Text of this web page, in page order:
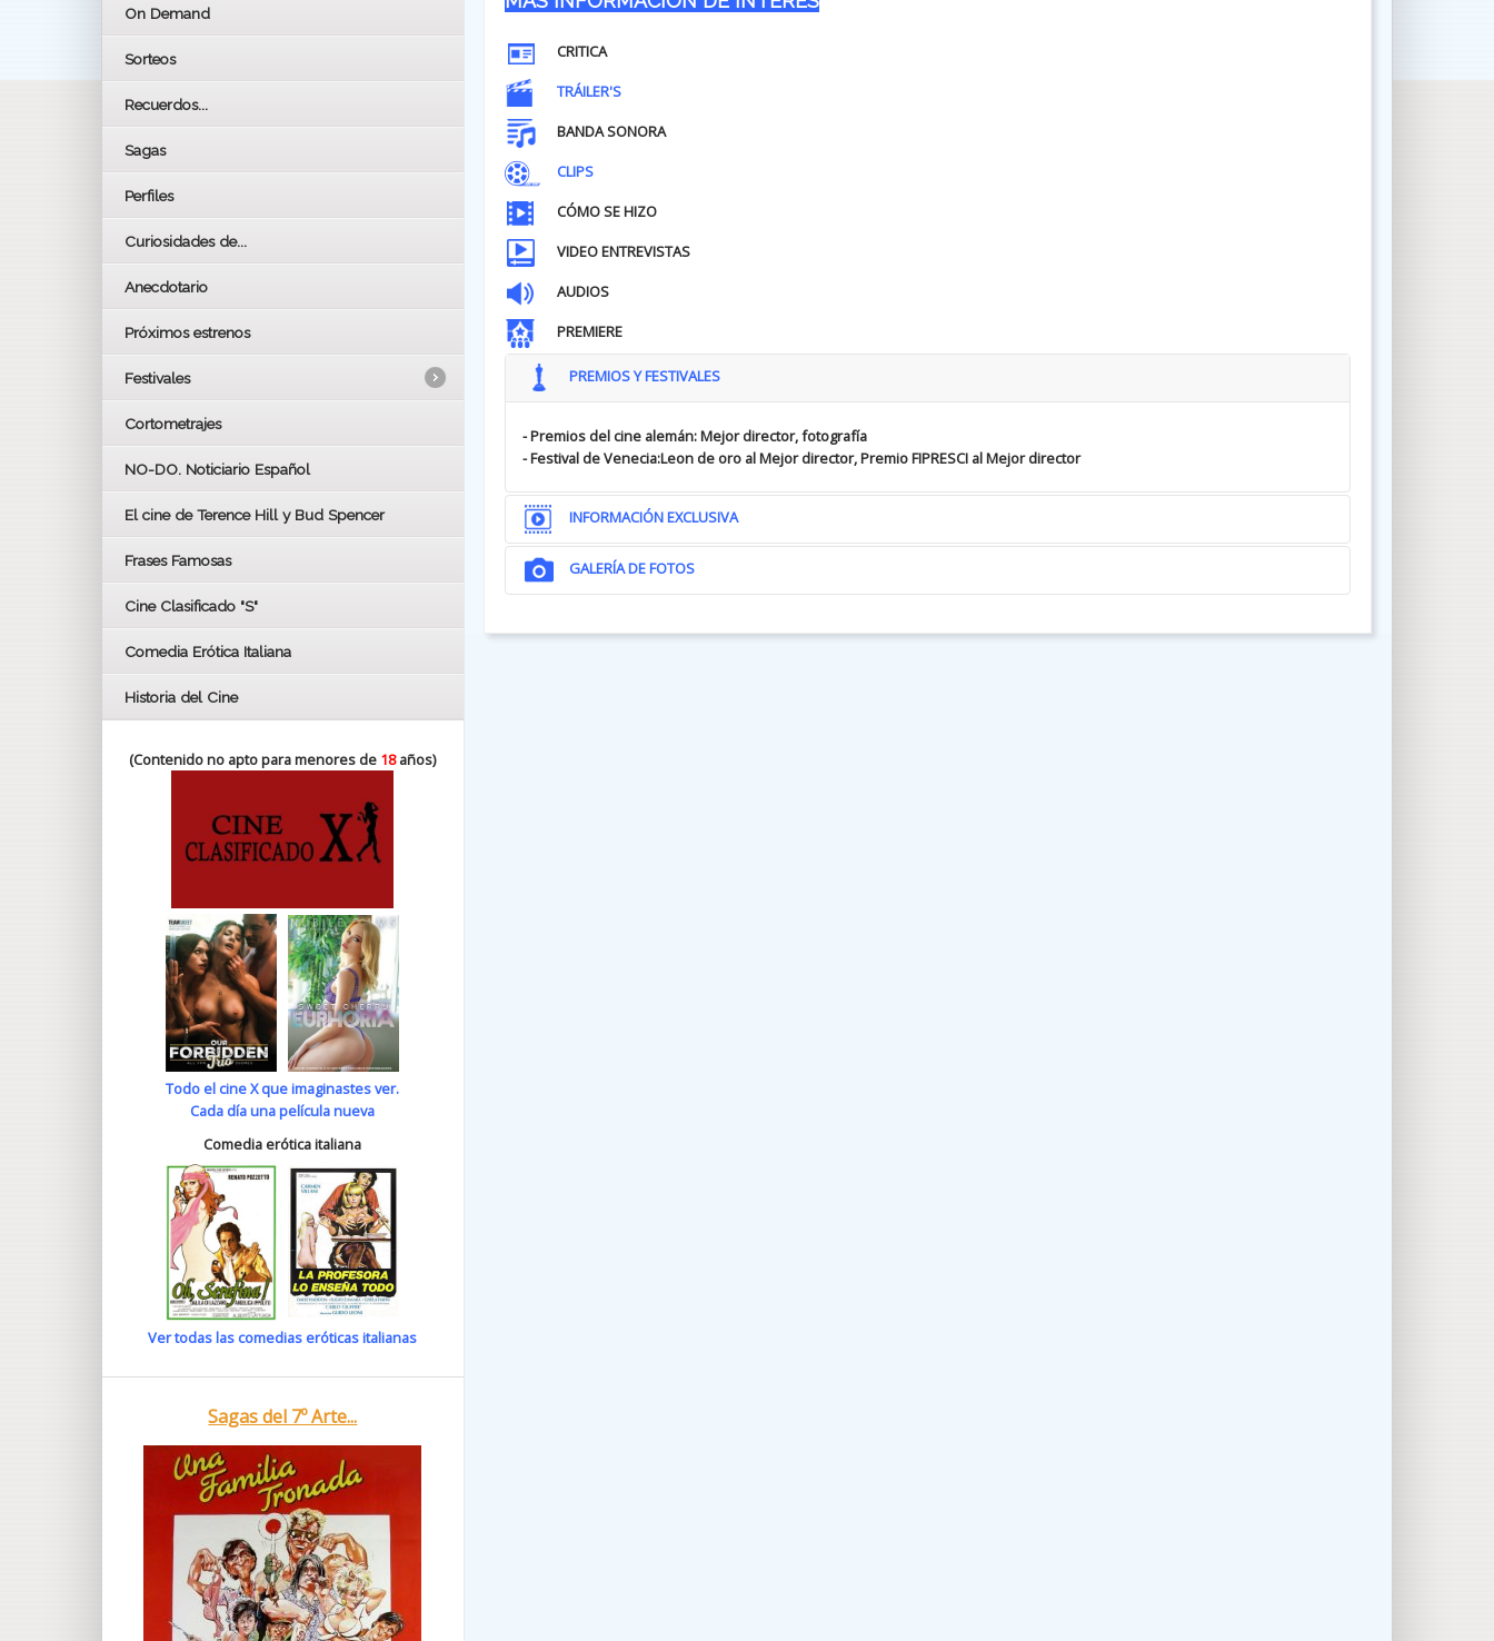
CRITICA
TRÁILER'S
BANDA SONORA
CLIPS
CÓMO SE HIZO
VIDEO ENTREVISTAS
AUDIOS
PREMIERE
PREMIOS Y FESTIVALES
- Premios del cine alemán: Mejor director, fotografía
- Festival de Venecia:Leon de oro al Mejor director, Premio FIPRESCI al Mejor director
INFORMACIÓN EXCLUSIVA
GALERÍA DE FOTOS
On Demand
Sorteos
Recuerdos...
Sagas
Perfiles
Curiosidades de...
Anecdotario
Próximos estrenos
Festivales
LOS OSCARS
BAFTA
Cortometrajes
NO-DO. Noticiario Español
El cine de Terence Hill y Bud Spencer
Frases Famosas
Cine Clasificado "S"
Comedia Erótica Italiana
Historia del Cine
(Contenido no apto para menores de 18años)
Todo el cine X que imaginastes ver.
Cada día una película nueva
Comedia erótica italiana
Ver todas las comedias eróticas italianas
Sagas del 7º Arte...